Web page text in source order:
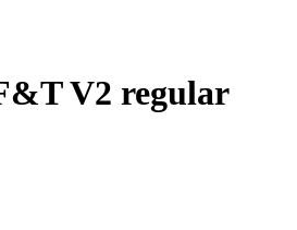
V2 regular